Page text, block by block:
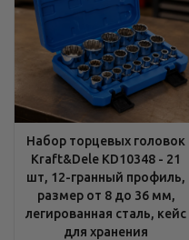
Набор торцевых головок
Kraft&Dele KD10348 - 21
шт, 12-гранный профиль,
размер от 8 до 36 мм,
легированная сталь, кейс
для хранения